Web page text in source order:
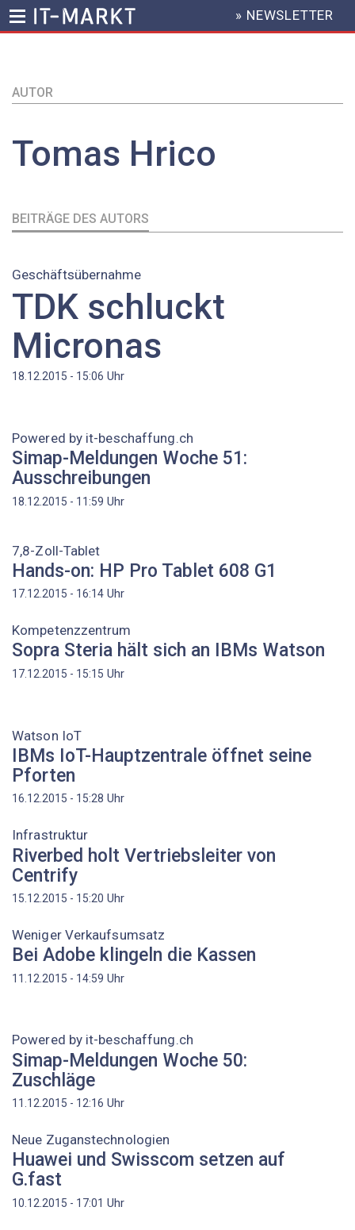
Inhalt
HEADER
MENU
» NEWSLETTER
AUTOR
Tomas Hrico
BEITRÄGE DES AUTORS
Geschäftsübernahme
TDK schluckt
Micronas
18.12.2015 - 15:06 Uhr
Powered by it-beschaffung.ch
Simap-Meldungen Woche 51:
Ausschreibungen
18.12.2015 - 11:59 Uhr
7,8-Zoll-Tablet
Hands-on: HP Pro Tablet 608 G1
17.12.2015 - 16:14 Uhr
Kompetenzzentrum
Sopra Steria hält sich an IBMs Watson
17.12.2015 - 15:15 Uhr
Watson IoT
IBMs IoT-Hauptzentrale öffnet seine
Pforten
16.12.2015 - 15:28 Uhr
Infrastruktur
Riverbed holt Vertriebsleiter von
Centrify
15.12.2015 - 15:20 Uhr
Weniger Verkaufsumsatz
Bei Adobe klingeln die Kassen
11.12.2015 - 14:59 Uhr
Powered by it-beschaffung.ch
Simap-Meldungen Woche 50:
Zuschläge
11.12.2015 - 12:16 Uhr
Neue Zuganstechnologien
Huawei und Swisscom setzen auf
G.fast
10.12.2015 - 17:01 Uhr